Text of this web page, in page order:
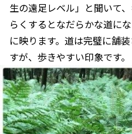
生の遠足レベル」と聞いて
らくするとなだらかな道に
に映ります。道は完璧に舗
すが、歩きやすい印象です。